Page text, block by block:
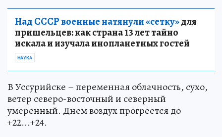
Над СССР военные натянули «сетку»для
пришельцев: как страна 13 лет тайно
искала и изучала инопланетных гостей
НАУКА
В Уссурийске – переменная облачность, сухо,
ветер северо-восточный и северный
умеренный. Днем воздух прогреется до
+22...+24.